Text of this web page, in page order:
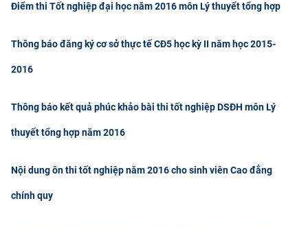
Điểm thi Tốt nghiệp đại học năm 2016 môn Lý thuyết tổng hợp
Thông báo đăng ký cơ sở thực tế CĐ5 học kỳ II năm học 2015-
2016
Thông báo kết quả phúc khảo bài thi tốt nghiệp DSĐH môn Lý
thuyết tổng hợp năm 2016
Nội dung ôn thi tốt nghiệp năm 2016 cho sinh viên Cao đẳng
chính quy